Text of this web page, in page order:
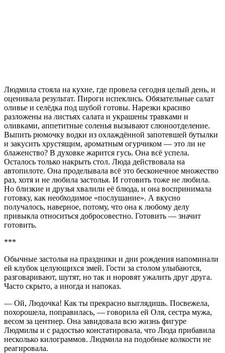
Людмила стояла на кухне, где провела сегодня целый день, и
оценивала результат. Пироги испеклись. Обязательные салат
оливье и селёдка под шубой готовы. Нарезки красиво
разложены на листьях салата и украшены травками и
оливками, аппетитные соленья вызывают слюноотделение.
Выпить рюмочку водки из охлаждённой запотевшей бутылки
и закусить хрустящим, ароматным огурчиком — это ли не
блаженство? В духовке жарится гусь. Она всё успела.
Осталось только накрыть стол. Люда действовала на
автопилоте. Она проделывала всё это бесконечное множество
раз, хотя и не любила застолья. И готовить тоже не любила.
Но близкие и друзья хвалили её блюда, и она воспринимала
готовку, как необходимое «послушание». А вкусно
получалось, наверное, потому, что она к любому делу
привыкла относиться добросовестно. Готовить — значит
готовить.
***
Обычные застолья на праздники и дни рождения напоминали
ей клубок целующихся змей. Гости за столом улыбаются,
разговаривают, шутят, но так и норовят ужалить друг друга.
Часто скрыто, а иногда и напоказ.
— Ой, Людочка! Как ты прекрасно выглядишь. Посвежела,
похорошела, поправилась, — говорила ей Оля, сестра мужа,
весом за центнер. Она завидовала всю жизнь фигуре
Людмилы и с радостью констатировала, что Люда прибавила
несколько килограммов. Людмила на подобные колкости не
реагировала.